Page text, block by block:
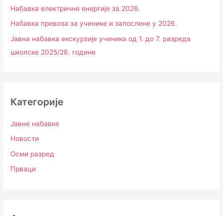
Набавка електричне енергије за 2026.
Набавка превоза за ученике и запослене у 2026.
Јавна набавка екскурзије ученика од 1. до 7. разреда
школске 2025/26. године
Категорије
Јавне набавке
Новости
Осми разред
Прваци